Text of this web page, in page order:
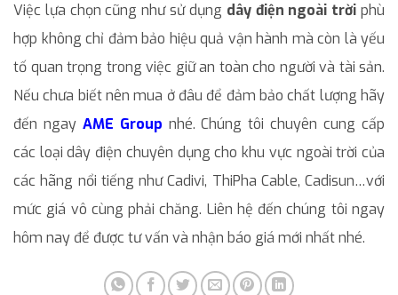
Việc lựa chọn cũng như sử dụng dây điện ngoài trời phù
hợp không chỉ đảm bảo hiệu quả vận hành mà còn là yếu
tố quan trọng trong việc giữ an toàn cho người và tài sản.
Nếu chưa biết nên mua ở đâu để đảm bảo chất lượng hãy
đến ngay AME Group nhé. Chúng tôi chuyên cung cấp
các loại dây điện chuyên dụng cho khu vực ngoài trời của
các hãng nổi tiếng như Cadivi, ThiPha Cable, Cadisun…với
mức giá vô cùng phải chăng. Liên hệ đến chúng tôi ngay
hôm nay để được tư vấn và nhận báo giá mới nhất nhé.